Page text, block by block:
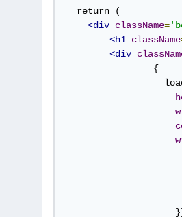
  return (
<div className=
<h1 className
<div
                {